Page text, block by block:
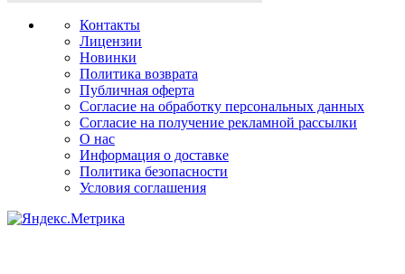
Контакты
Лицензии
Новинки
Политика возврата
Публичная оферта
Согласие на обработку персональных данных
Согласие на получение рекламной рассылки
О нас
Информация о доставке
Политика безопасности
Условия соглашения